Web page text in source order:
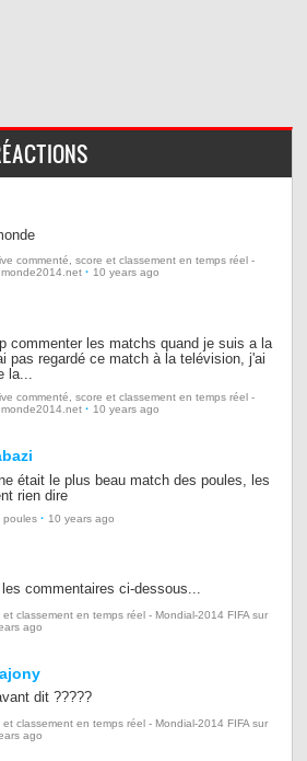
commenté, score et classement en temps réel -
· 10 years ago
commenter les matchs quand je suis a la
pas regardé ce match à la telévision, j'ai
la...
commenté, score et classement en temps réel -
· 10 years ago
était le plus beau match des poules, les
rien dire
poules · 10 years ago
les commentaires ci-dessous...
classement en temps réel - Mondial-2014 FIFA sur
ago
dit ?????
classement en temps réel - Mondial-2014 FIFA sur
ago